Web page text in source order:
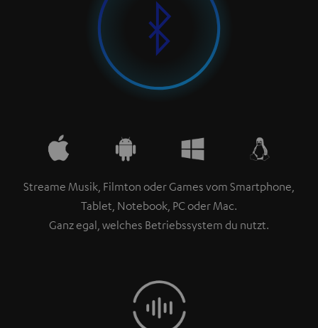
Streame Musik, Filmton oder Games vom Smartphone,
Tablet, Notebook, PC oder Mac.
Ganz egal, welches Betriebssystem du nutzt.